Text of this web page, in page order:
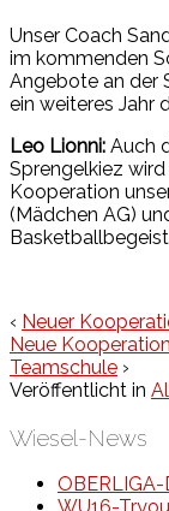
Unser Coach
im kommenden
Angebote an der
ein weiteres Jahr
Leo Lionni: Auch
Sprengelkiez
Kooperation
(Mädchen AG)
‹ Neuer
Neue
Teamschule ›
Veröffentlicht in
Wiesel-News